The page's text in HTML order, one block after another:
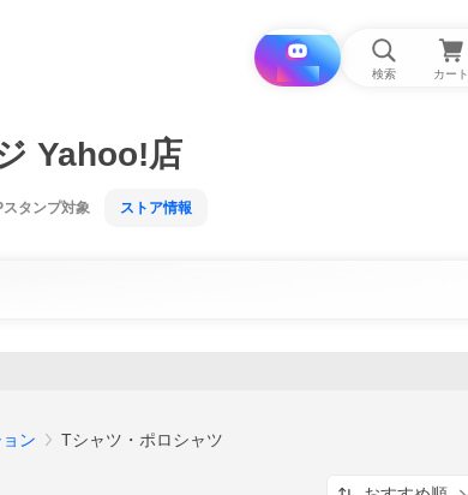
i と探す 検索 カート
Yahoo!店
スタンプ対象 ストア情報
ン Tシャツ・ポロシャツ